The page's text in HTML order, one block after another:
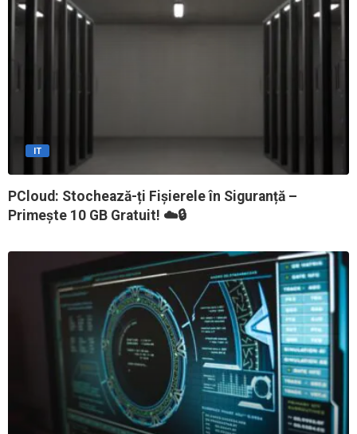
IT
PCloud: Stochează-ți Fișierele în Siguranță –
Primește 10 GB Gratuit! ☁️🔒